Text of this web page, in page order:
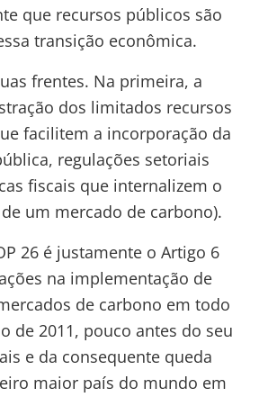
que recursos públicos são
transição econômica.
frentes. Na primeira, a
dos limitados recursos
facilitem a incorporação da
regulações setoriais
fiscais que internalizem o
um mercado de carbono).
26 é justamente o Artigo 6
na implementação de
de carbono em todo
de 2011, pouco antes do seu
e da consequente queda
maior país do mundo em